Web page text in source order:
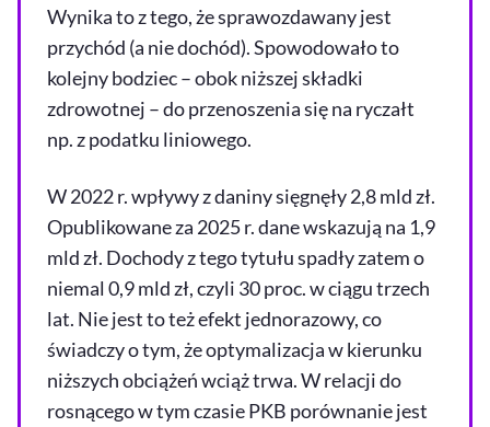
Wynika to z tego, że sprawozdawany jest
przychód (a nie dochód). Spowodowało to
kolejny bodziec – obok niższej składki
zdrowotnej – do przenoszenia się na ryczałt
np. z podatku liniowego.
W 2022 r. wpływy z daniny sięgnęły 2,8 mld zł.
Opublikowane za 2025 r. dane wskazują na 1,9
mld zł. Dochody z tego tytułu spadły zatem o
niemal 0,9 mld zł, czyli 30 proc. w ciągu trzech
lat. Nie jest to też efekt jednorazowy, co
świadczy o tym, że optymalizacja w kierunku
niższych obciążeń wciąż trwa. W relacji do
rosnącego w tym czasie PKB porównanie jest